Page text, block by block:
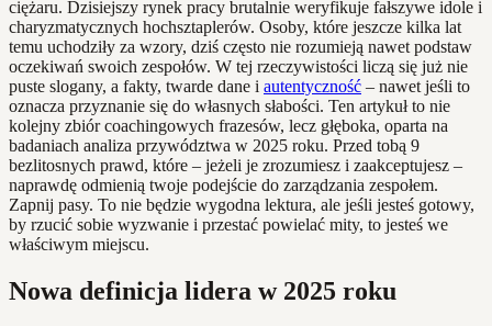
ciężaru. Dzisiejszy rynek pracy brutalnie weryfikuje fałszywe idole i
charyzmatycznych hochsztaplerów. Osoby, które jeszcze kilka lat
temu uchodziły za wzory, dziś często nie rozumieją nawet podstaw
oczekiwań swoich zespołów. W tej rzeczywistości liczą się już nie
puste slogany, a fakty, twarde dane i autentyczność – nawet jeśli to
oznacza przyznanie się do własnych słabości. Ten artykuł to nie
kolejny zbiór coachingowych frazesów, lecz głęboka, oparta na
badaniach analiza przywództwa w 2025 roku. Przed tobą 9
bezlitosnych prawd, które – jeżeli je zrozumiesz i zaakceptujesz –
naprawdę odmienią twoje podejście do zarządzania zespołem.
Zapnij pasy. To nie będzie wygodna lektura, ale jeśli jesteś gotowy,
by rzucić sobie wyzwanie i przestać powielać mity, to jesteś we
właściwym miejscu.
Nowa definicja lidera w 2025 roku